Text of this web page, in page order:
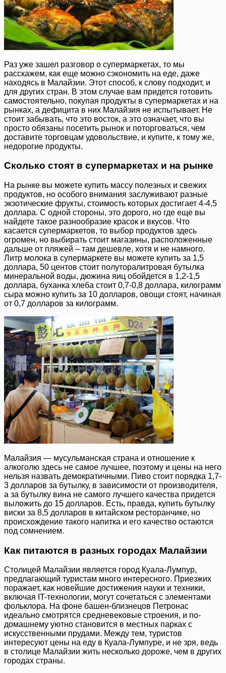
Раз уже зашел разговор о супермаркетах, то мы
расскажем, как еще можно сэкономить на еде, даже
находясь в Малайзии. Этот способ, к слову подходит, и
для других стран. В этом случае вам придется готовить
самостоятельно, покупая продукты в супермаркетах и на
рынках, а дефицита в них Малайзия не испытывает. Не
стоит забывать, что это восток, а это означает, что вы
просто обязаны посетить рынок и поторговаться, чем
доставите торговцам удовольствие, и купите, к тому же,
недорогие продукты.
Сколько стоят в супермаркетах и на рынке
На рынке вы можете купить массу полезных и свежих
продуктов, но особого внимания заслуживают разные
экзотические фрукты, стоимость которых достигает 4-4,5
доллара. С одной стороны, это дорого, но где еще вы
найдете такое разнообразие красок и вкусов. Что
касается супермаркетов, то выбор продуктов здесь
огромен, но выбирать стоит магазины, расположенные
дальше от пляжей – там дешевле, хотя и не намного.
Литр молока в супермаркете вы можете купить за 1,5
доллара, 50 центов стоит полуторалитровая бутылка
минеральной воды, дюжина яиц обойдется в 1,2-1,5
доллара, буханка хлеба стоит 0,7-0,8 доллара, килограмм
сыра можно купить за 10 долларов, овощи стоят, начиная
от 0,7 долларов за килограмм.
Малайзия — мусульманская страна и отношение к
алкоголю здесь не самое лучшее, поэтому и цены на него
нельзя назвать демократичными. Пиво стоит порядка 1,7-
3 долларов за бутылку, в зависимости от производителя,
а за бутылку вина не самого лучшего качества придется
выложить до 15 долларов. Есть, правда, купить бутылку
виски за 8,5 долларов в китайском ресторанчике, но
происхождение такого напитка и его качество остаются
под сомнением.
Как питаются в разных городах Малайзии
Столицей Малайзии является город Куала-Лумпур,
предлагающий туристам много интересного. Приезжих
поражает, как новейшие достижения науки и техники,
включая IT-технологии, могут сочетаться с элементами
фольклора. На фоне башен-близнецов Петронас
идеально смотрятся средневековые строения, и по-
домашнему уютно становится в местных парках с
искусственными прудами. Между тем, туристов
интересуют цены на еду в Куала-Лумпуре, и не зря, ведь
в столице Малайзии жить несколько дороже, чем в других
городах страны.